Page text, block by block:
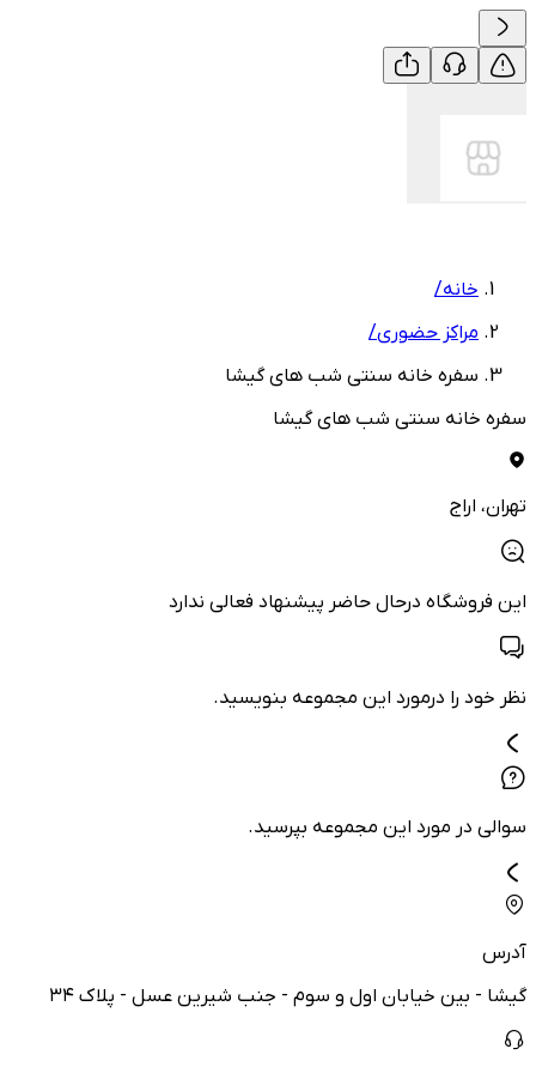
خانه/
مراکز حضوری/
سفره خانه سنتی شب های گیشا
سفره خانه سنتی شب های گیشا
تهران، اراج
این فروشگاه درحال حاضر پیشنهاد فعالی ندارد
نظر خود را درمورد این مجموعه بنویسید.
سوالی در مورد این مجموعه بپرسید.
آدرس
گیشا - بین خیابان اول و سوم - جنب شیرین عسل - پلاک ۳۴